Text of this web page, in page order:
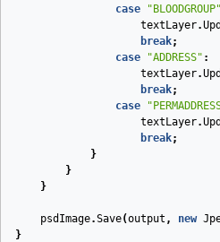
case
"BLOODGROUP"
textLayer.
break;
case
"ADDRESS" :
textLayer.
break;
case
textLayer.
break;
}
}
}
psdImage.Save(output , new
}